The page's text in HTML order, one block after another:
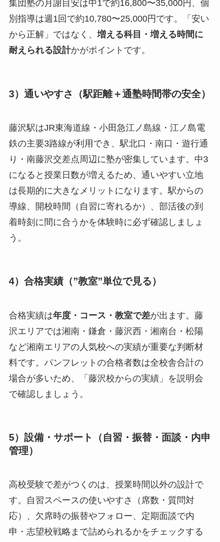
集団塾の月謝目安は中1で約16,800〜35,000円、個
別指導は週1回で約10,780〜25,000円です。「安い
から正解」ではなく、 増える科目・増える時間に
耐えられる設計かがポイントです。
3）通いやすさ（駅距離＋通塾時間帯の安全）
藤沢駅はJR東海道線・小田急江ノ島線・江ノ島電
鉄の主要3路線が利用でき、駅北口・南口・遊行通
り・南藤沢交差点周辺に塾が密集しています。中3
になると授業日数が増えるため、通いやすい立地
は長期的に大きなメリットになります。駅からの
導線、開校時間（自習に寄れるか）、部活後の到
着時刻に間に合うかを体験時に必ず確認しましょ
う。
4）合格実績（”教室”単位で見る）
合格実績は年度・コース・教室で差が出ます。藤
沢エリアでは湘南・鎌倉・藤沢西・湘南台・松陽
など湘南エリアの人気校への実績が重要な判断材
料です。パンフレットの合格者数は全校舎合計の
場合が多いため、「藤沢校からの実績」を説明会
で確認しましょう。
5）設備・サポート（自習・振替・面談・内申
管理）
高校受験で差がつくのは、授業時間以外の設計で
す。自習スペースの使いやすさ（席数・質問対
応）、欠席時の振替やフォロー、定期面談で内
申・志望校戦略まで詰められるかをチェックする